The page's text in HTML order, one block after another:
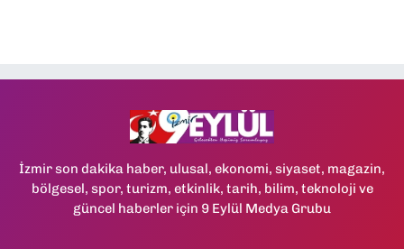
İzmir son dakika haber, ulusal, ekonomi, siyaset, magazin,
bölgesel, spor, turizm, etkinlik, tarih, bilim, teknoloji ve
güncel haberler için 9 Eylül Medya Grubu